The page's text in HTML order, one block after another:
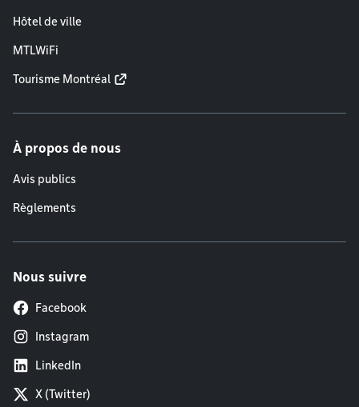
Hôtel de ville
MTLWiFi
Tourisme Montréal
À propos de nous
Avis publics
Règlements
Nous suivre
Facebook
Instagram
LinkedIn
X (Twitter)